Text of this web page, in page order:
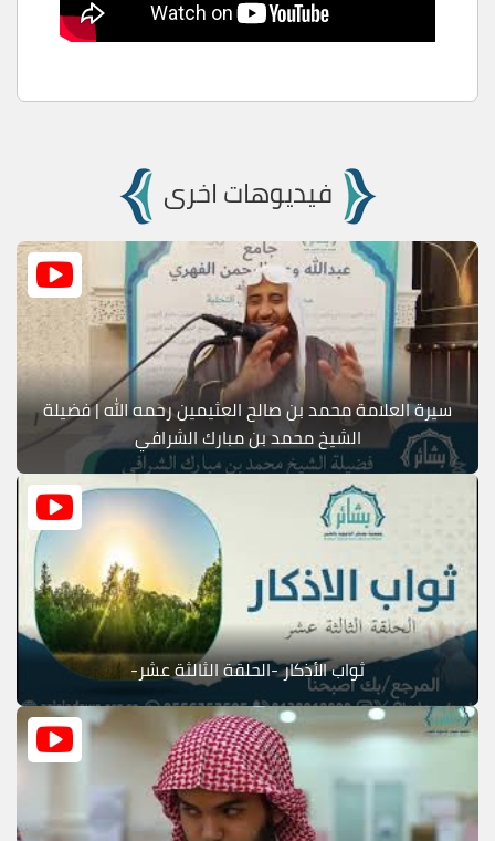
فيديوهات اخرى
سيرة العلامة محمد بن صالح العثيمين رحمه الله | فضيلة
الشيخ محمد بن مبارك الشرافي
ثواب الأذكار -الحلقة الثالثة عشر-